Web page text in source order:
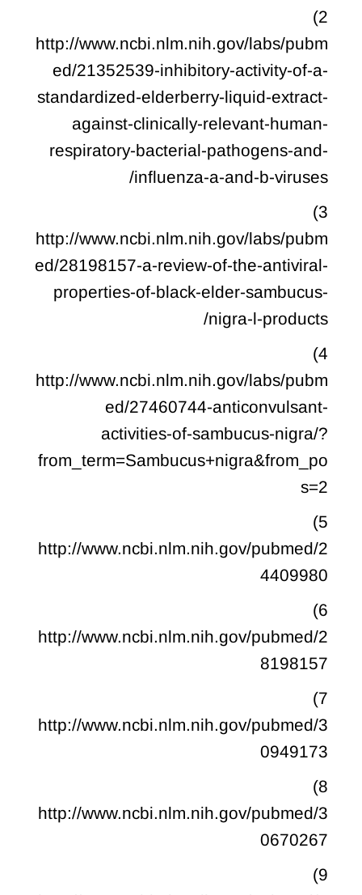
2)
http://www.ncbi.nlm.nih.gov/labs/pubm
ed/21352539-inhibitory-activity-of-a-
standardized-elderberry-liquid-extract-
against-clinically-relevant-human-
respiratory-bacterial-pathogens-and-
influenza-a-and-b-viruses/
3)
http://www.ncbi.nlm.nih.gov/labs/pubm
ed/28198157-a-review-of-the-antiviral-
properties-of-black-elder-sambucus-
nigra-l-products/
4)
http://www.ncbi.nlm.nih.gov/labs/pubm
ed/27460744-anticonvulsant-
activities-of-sambucus-nigra/?
from_term=Sambucus+nigra&from_po
s=2
5)
http://www.ncbi.nlm.nih.gov/pubmed/2
4409980
6)
http://www.ncbi.nlm.nih.gov/pubmed/2
8198157
7)
http://www.ncbi.nlm.nih.gov/pubmed/3
0949173
8)
http://www.ncbi.nlm.nih.gov/pubmed/3
0670267
9)